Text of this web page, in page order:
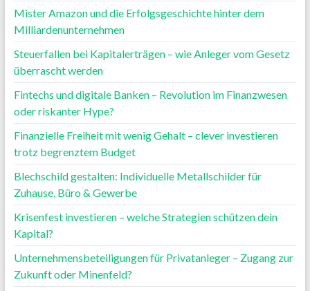
Mister Amazon und die Erfolgsgeschichte hinter dem
Milliardenunternehmen
Steuerfallen bei Kapitalerträgen – wie Anleger vom Gesetz
überrascht werden
Fintechs und digitale Banken – Revolution im Finanzwesen
oder riskanter Hype?
Finanzielle Freiheit mit wenig Gehalt – clever investieren
trotz begrenztem Budget
Blechschild gestalten: Individuelle Metallschilder für
Zuhause, Büro & Gewerbe
Krisenfest investieren – welche Strategien schützen dein
Kapital?
Unternehmensbeteiligungen für Privatanleger – Zugang zur
Zukunft oder Minenfeld?